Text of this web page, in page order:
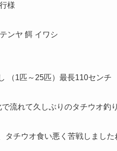
様
ンヤ 餌 イワシ
（1匹～25匹）最長110センチ
流れて久しぶりのタチウオ釣
タチウオ食い悪く苦戦しました